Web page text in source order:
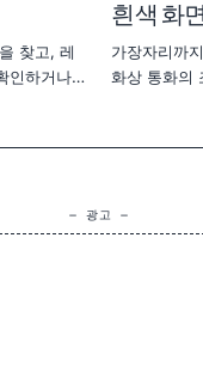
찾고, 레
인하거나,
흰색 화면
가장자리까
화상 통화의
— 광고 —